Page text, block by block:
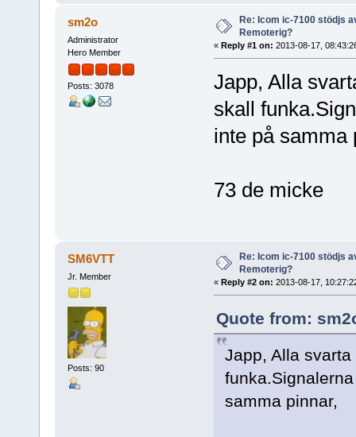
sm2o
Administrator
Hero Member
Posts: 3078
Re: Icom ic-7100 stödjs
Remoterig?
« Reply #1 on: 2013-08-17,
Japp, Alla
skall
inte på samma
73 de micke
SM6VTT
Jr. Member
Posts: 90
Re: Icom ic-7100 stödjs
Remoterig?
« Reply #2 on: 2013-08-17,
Quote from:
Japp, Alla
samma pinnar,